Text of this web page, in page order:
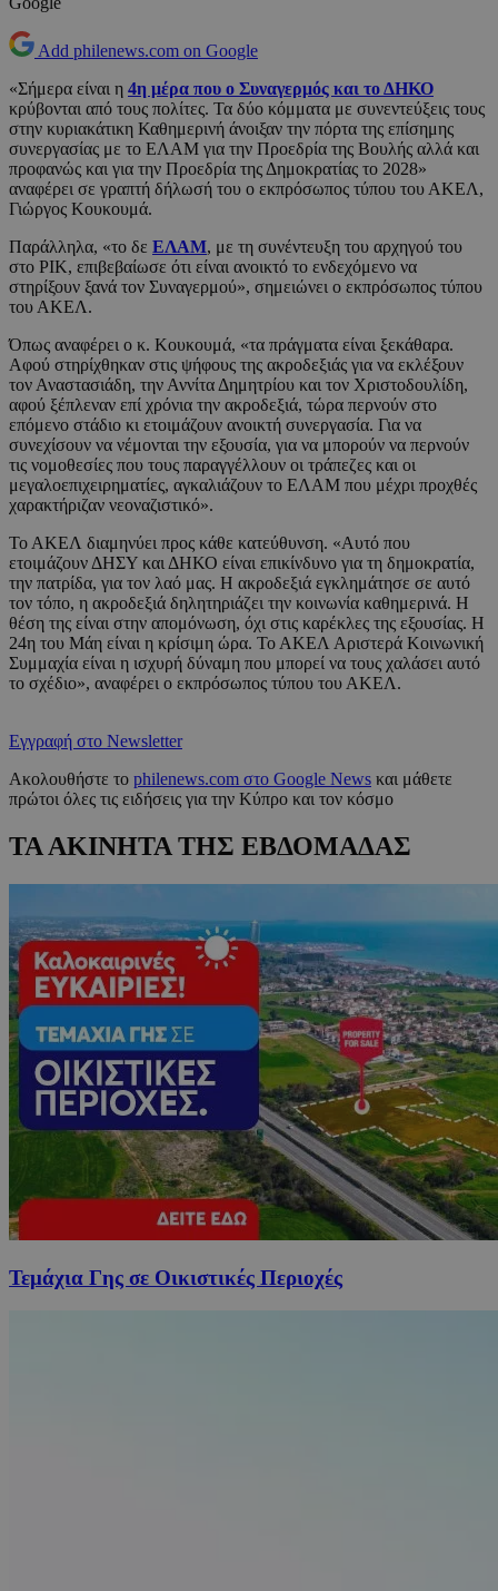
Add philenews.com on Google
«Σήμερα είναι η 4η μέρα που ο Συναγερμός και το ΔΗΚΟ
κρύβονται από τους πολίτες. Τα δύο κόμματα με συνεντεύξεις τους
στην κυριακάτικη Καθημερινή άνοιξαν την πόρτα της επίσημης
συνεργασίας με το ΕΛΑΜ για την Προεδρία της Βουλής αλλά και
προφανώς και για την Προεδρία της Δημοκρατίας το 2028»
αναφέρει σε γραπτή δήλωσή του ο εκπρόσωπος τύπου του ΑΚΕΛ,
Γιώργος Κουκουμά.
Παράλληλα, «το δε ΕΛΑΜ, με τη συνέντευξη του αρχηγού του
στο ΡΙΚ, επιβεβαίωσε ότι είναι ανοικτό το ενδεχόμενο να
στηρίξουν ξανά τον Συναγερμού», σημειώνει ο εκπρόσωπος τύπου
του ΑΚΕΛ.
Όπως αναφέρει ο κ. Κουκουμά, «τα πράγματα είναι ξεκάθαρα.
Αφού στηρίχθηκαν στις ψήφους της ακροδεξιάς για να εκλέξουν
τον Αναστασιάδη, την Αννίτα Δημητρίου και τον Χριστοδουλίδη,
αφού ξέπλεναν επί χρόνια την ακροδεξιά, τώρα περνούν στο
επόμενο στάδιο κι ετοιμάζουν ανοικτή συνεργασία. Για να
συνεχίσουν να νέμονται την εξουσία, για να μπορούν να περνούν
τις νομοθεσίες που τους παραγγέλλουν οι τράπεζες και οι
μεγαλοεπιχειρηματίες, αγκαλιάζουν το ΕΛΑΜ που μέχρι προχθές
χαρακτήριζαν νεοναζιστικό».
Το ΑΚΕΛ διαμηνύει προς κάθε κατεύθυνση. «Αυτό που
ετοιμάζουν ΔΗΣΥ και ΔΗΚΟ είναι επικίνδυνο για τη δημοκρατία,
την πατρίδα, για τον λαό μας. Η ακροδεξιά εγκλημάτησε σε αυτό
τον τόπο, η ακροδεξιά δηλητηριάζει την κοινωνία καθημερινά. Η
θέση της είναι στην απομόνωση, όχι στις καρέκλες της εξουσίας. Η
24η του Μάη είναι η κρίσιμη ώρα. Το ΑΚΕΛ Αριστερά Κοινωνική
Συμμαχία είναι η ισχυρή δύναμη που μπορεί να τους χαλάσει αυτό
το σχέδιο», αναφέρει ο εκπρόσωπος τύπου του ΑΚΕΛ.
Εγγραφή στο Newsletter
Ακολουθήστε το philenews.com στο Google News και μάθετε
πρώτοι όλες τις ειδήσεις για την Κύπρο και τον κόσμο
ΤΑ ΑΚΙΝΗΤΑ ΤΗΣ ΕΒΔΟΜΑΔΑΣ
Τεμάχια Γης σε Οικιστικές Περιοχές